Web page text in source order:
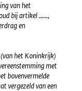
van het
bij artikel ……,
en
het Koninkrijk)
met
bovenvermelde
vergezeld van een